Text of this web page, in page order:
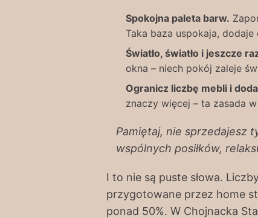
Spokojna paleta barw.
Taka baza uspokaja,
Światło, światło i jeszcze
okna – niech pokój zaleje
Ogranicz liczbę mebli i
znaczy więcej – ta zasada
Pamiętaj, nie sprzedajesz
wspólnych posiłków,
I to nie są puste słowa.
przygotowane przez home
ponad 50%. W Chojnacka